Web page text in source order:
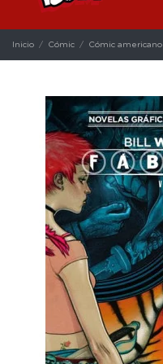
Inicio Cómic Cómic americano